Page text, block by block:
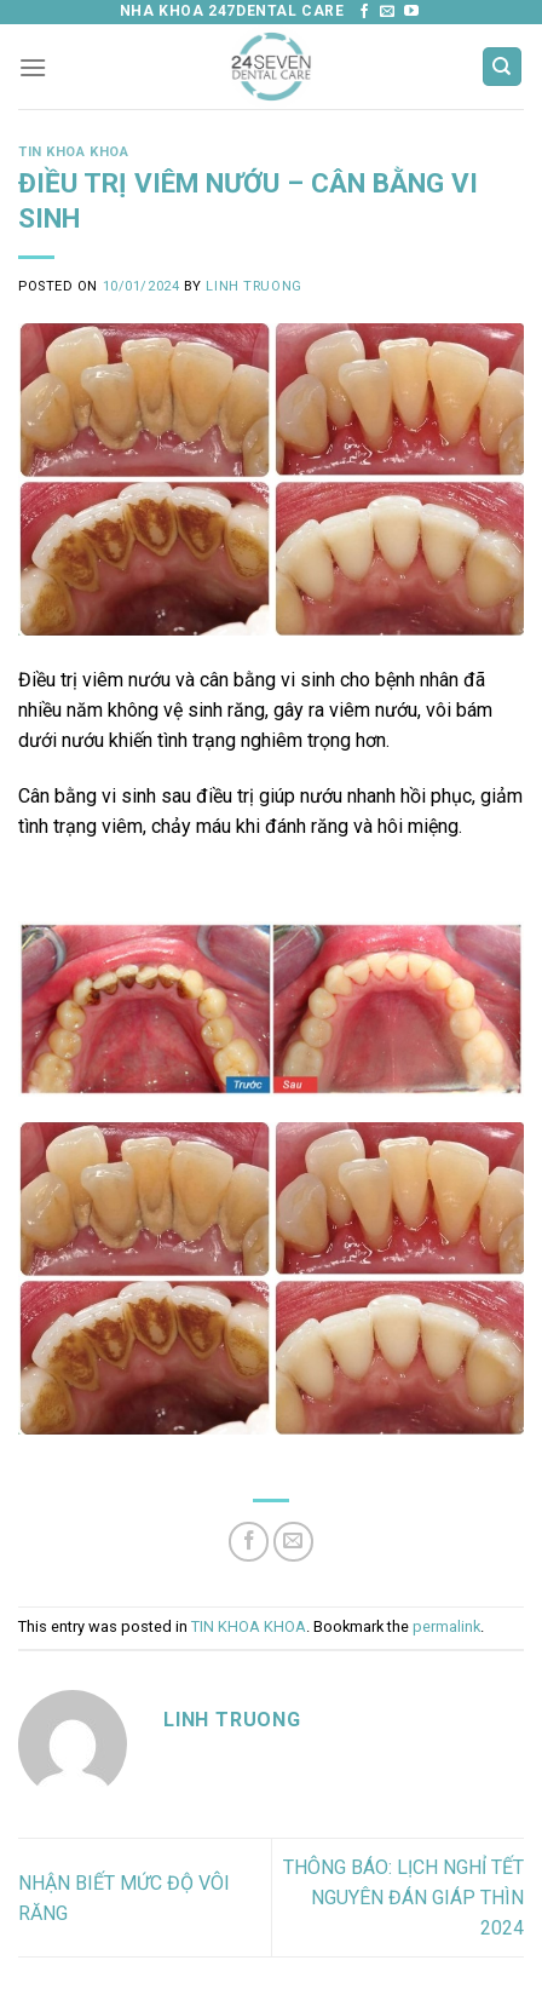
content
NHA KHOA 247DENTAL CARE
TIN KHOA KHOA
ĐIỀU TRỊ VIÊM NƯỚU – CÂN BẰNG VI
SINH
POSTED ON 10/01/2024 BY LINH TRUONG
Điều trị viêm nướu và cân bằng vi sinh cho bệnh nhân đã
nhiều năm không vệ sinh răng, gây ra viêm nướu, vôi bám
dưới nướu khiến tình trạng nghiêm trọng hơn.
Cân bằng vi sinh sau điều trị giúp nướu nhanh hồi phục, giảm
tình trạng viêm, chảy máu khi đánh răng và hôi miệng.
This entry was posted in TIN KHOA KHOA. Bookmark the permalink.
LINH TRUONG
NHẬN BIẾT MỨC ĐỘ VÔI
RĂNG
THÔNG BÁO: LỊCH NGHỈ TẾT
NGUYÊN ĐÁN GIÁP THÌN
2024